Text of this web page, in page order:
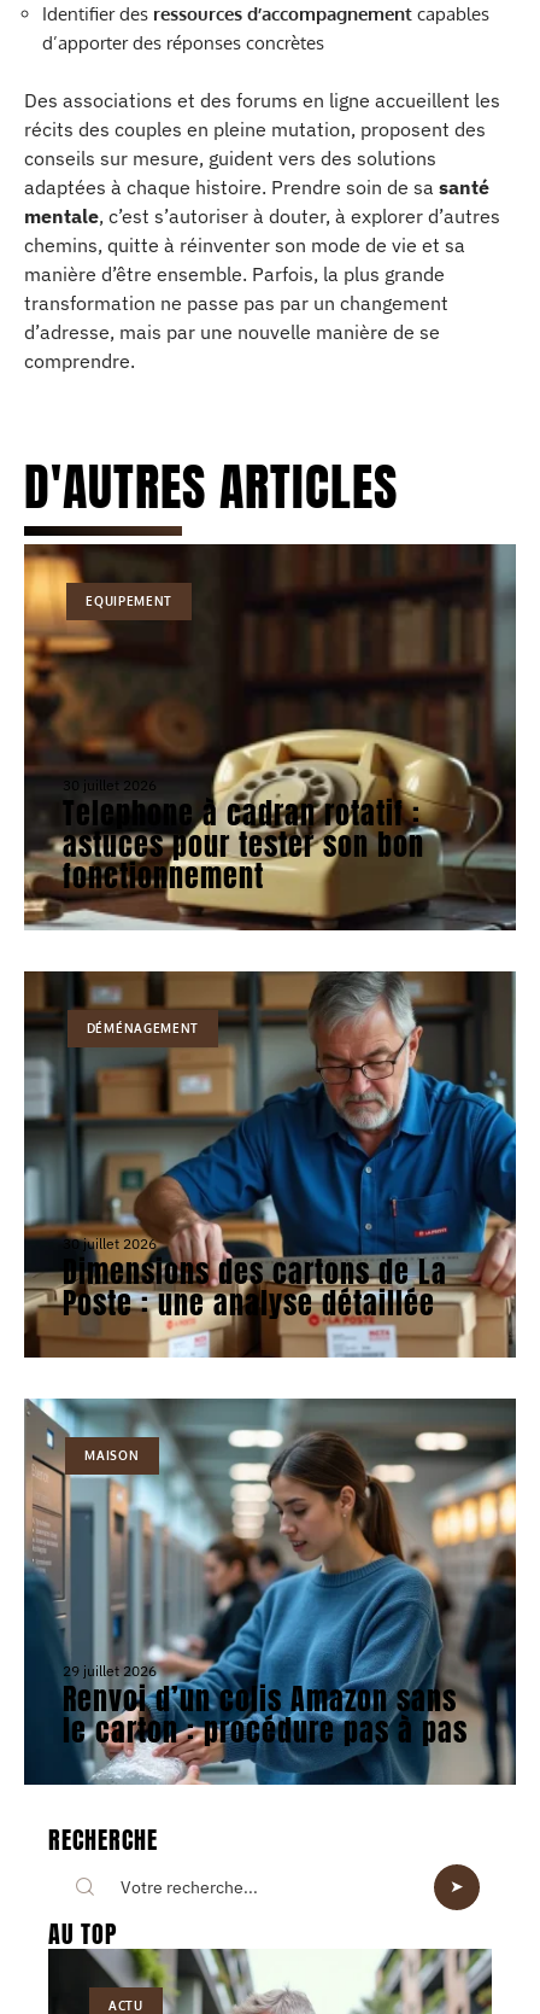
Identifier des ressources d’accompagnement capables
d’apporter des réponses concrètes
Des associations et des forums en ligne accueillent les
récits des couples en pleine mutation, proposent des
conseils sur mesure, guident vers des solutions
adaptées à chaque histoire. Prendre soin de sa santé
mentale, c’est s’autoriser à douter, à explorer d’autres
chemins, quitte à réinventer son mode de vie et sa
manière d’être ensemble. Parfois, la plus grande
transformation ne passe pas par un changement
d’adresse, mais par une nouvelle manière de se
comprendre.
D'AUTRES ARTICLES
EQUIPEMENT
30 juillet 2026
Telephone à cadran rotatif :
astuces pour tester son bon
fonctionnement
DÉMÉNAGEMENT
30 juillet 2026
Dimensions des cartons de La
Poste : une analyse détaillée
MAISON
29 juillet 2026
Renvoi d’un colis Amazon sans
le carton : procédure pas à pas
RECHERCHE
AU TOP
ACTU